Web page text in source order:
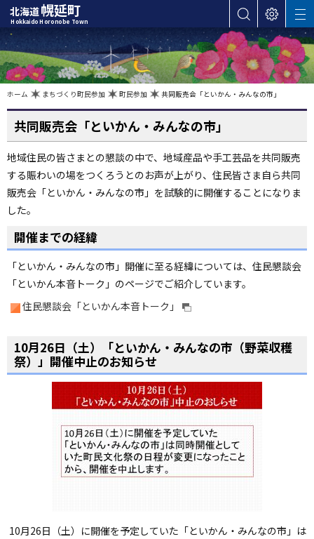
本
文
へ
カ
テ
ゴ
リ
・
メ
ニ
ュ
ー
メ
北海道幌延町
Hokkaido Horonobe Town
表
示
設
定
サ
イ
ト
内
検
索
M
E
N
U
在
置
ホーム まちづくり町民参加 町民参加 共同販売会「といかん・みんなの市」
共同販売会「といかん・みんなの市」
地域住民の皆さまとの懇談の中で、地域産品や手工芸品を共同販売
する賑わいの場をつくろうとのお声が上がり、住民皆さま自ら共同
販売会「といかん・みんなの市」を試験的に開催することになりま
した。
開催までの経緯
「といかん・みんなの市」開催に至る経緯については、住民懇談会
「といかん本音トーク」のページでご紹介しています。
住民懇談会「といかん本音トーク」
10月26日（土）「といかん・みんなの市（野菜収穫
祭）」開催中止のお知らせ
10月26日（土）に開催を予定していた「といかん・みんなの市」は